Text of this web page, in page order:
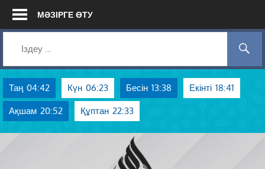
Skip
МӘЗІРГЕ ӨТУ
Таң 04:42 Күн 06:23 Бесін 13:38 Екінті 18:41
Ақшам 20:52 Құптан 22:33